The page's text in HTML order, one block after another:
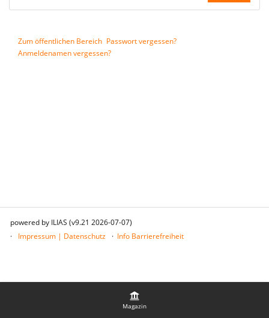
Magazin
Zum öffentlichen Bereich Passwort vergessen?
Anmeldenamen vergessen?
powered by ILIAS (v9.21 2026-07-07)
Impressum | Datenschutz
Info Barrierefreiheit